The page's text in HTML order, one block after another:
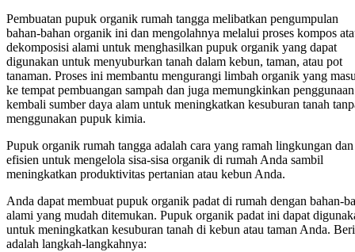
Pembuatan pupuk organik rumah tangga melibatkan pengumpulan
bahan-bahan organik ini dan mengolahnya melalui proses kompos
dekomposisi alami untuk menghasilkan pupuk organik yang dapat
digunakan untuk menyuburkan tanah dalam kebun, taman, atau pot
tanaman. Proses ini membantu mengurangi limbah organik yang
ke tempat pembuangan sampah dan juga memungkinkan penggunaan
kembali sumber daya alam untuk meningkatkan kesuburan tanah
menggunakan pupuk kimia.
Pupuk organik rumah tangga adalah cara yang ramah lingkungan dan
efisien untuk mengelola sisa-sisa organik di rumah Anda sambil
meningkatkan produktivitas pertanian atau kebun Anda.
Anda dapat membuat pupuk organik padat di rumah dengan bahan-
alami yang mudah ditemukan. Pupuk organik padat ini dapat
untuk meningkatkan kesuburan tanah di kebun atau taman Anda.
adalah langkah-langkahnya: